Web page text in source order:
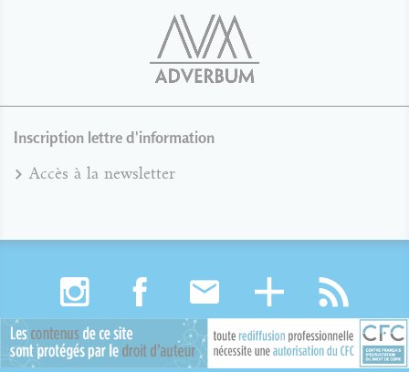
Inscription lettre d'information
Accès à la newsletter